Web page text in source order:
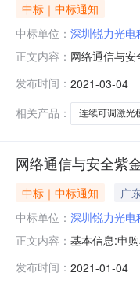
中标｜中标通知
中标单位： 深圳锐力光电
正文内容： 网络通信与
签订后21天
发布时间： 2021-03-04
相关产品：
连续可调激光
网络通信与安全紫
中标｜中标通知
广
中标单位： 深圳锐力光电
正文内容： 基本信息:申
说明：竞价
发布时间： 2021-01-04